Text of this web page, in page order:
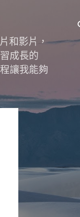
和影片，
成長的
讓我能夠